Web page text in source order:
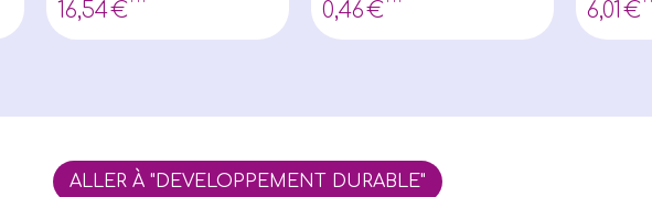
16,54€ 0,46€ 6,01 €
ALLER À "DEVELOPPEMENT DURABLE"